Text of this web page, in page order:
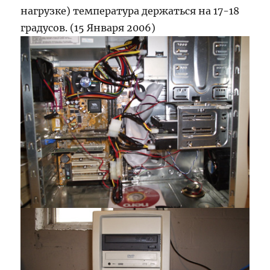
нагрузке) температура держаться на 17-18
градусов. (15 Января 2006)